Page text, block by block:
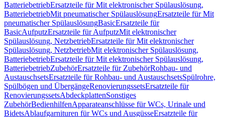
BatteriebetriebErsatzteile für Mit elektronischer Spülauslösung,
BatteriebetriebMit pneumatischer SpülauslösungErsatzteile für Mit
pneumatischer SpülauslösungBasicErsatzteile für
BasicAufputzErsatzteile für AufputzMit elektronischer
Spülauslösung, NetzbetriebErsatzteile für Mit elektronischer
Spülauslösung, NetzbetriebMit elektronischer Spülauslösung,
BatteriebetriebErsatzteile für Mit elektronischer Spülauslösung,
BatteriebetriebZubehörErsatzteile für ZubehörRohbau- und
AustauschsetsErsatzteile für Rohbau- und AustauschsetsSpülrohre,
Spülbögen und ÜbergängeRenovierungssetsErsatzteile für
RenovierungssetsAbdeckplattenSonstiges
ZubehörBedienhilfenApparateanschlüsse für WCs, Urinale und
BidetsAblaufgarnituren für WCs und AusgüsseErsatzteile für